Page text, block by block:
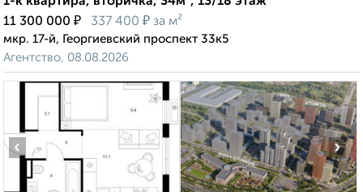
11 300 000 ₽ 337 400 ₽ за м²
мкр. 17-й, Георгиевский проспект 33к5
Агентство, 08.08.2026
‹ ›